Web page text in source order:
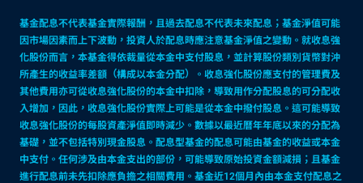
基金配息不代表基金實際報酬，且過去配息不代表未來配息；基金淨值可能
因市場因素而上下波動，投資人於配息時應注意基金淨值之變動。就收息強
化股份而言，本基金得依裁量從本金中支付股息，並計算股份類別貨幣對沖
所產生的收益率差額（構成以本金分配）。收息強化股份應支付的管理費及
其他費用亦可從收息強化股份的本金中扣除，導致用作分配股息的可分配收
入增加，因此，收息強化股份實際上可能是從本金中撥付股息。這可能導致
收息強化股份的每股資產淨值即時減少。數據以最近曆年年底以來的分配為
基礎，並不包括特別現金股息。配息型基金的配息可能由基金的收益或本金
中支付。任何涉及由本金支出的部份，可能導致原始投資金額減損；且基金
進行配息前未先扣除應負擔之相關費用。基金近12個月內由本金支付配息之